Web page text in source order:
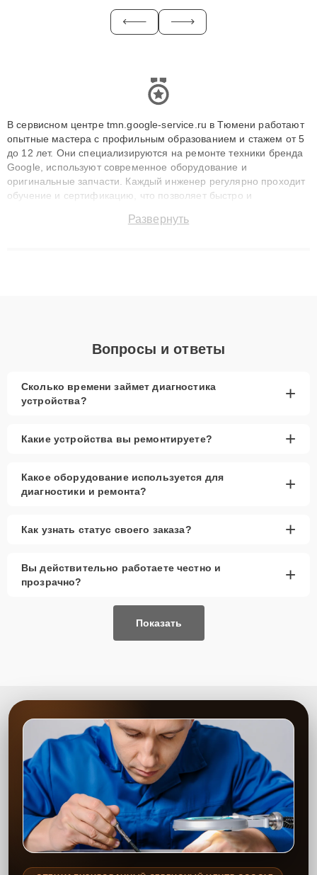
В сервисном центре tmn.google-service.ru в Тюмени работают
опытные мастера с профильным образованием и стажем от 5
до 12 лет. Они специализируются на ремонте техники бренда
Google, используют современное оборудование и
оригинальные запчасти. Каждый инженер регулярно проходит
обучение и сертификацию, что позволяет быстро и
сохранением гарантии до 3 лет. Наши мастера решают
Развернуть
Вопросы и ответы
Сколько времени займет диагностика
устройства?
+
Какие устройства вы ремонтируете? +
Какое оборудование используется для
диагностики и ремонта?
+
Как узнать статус своего заказа? +
Вы действительно работаете честно и
прозрачно?
+
Показать